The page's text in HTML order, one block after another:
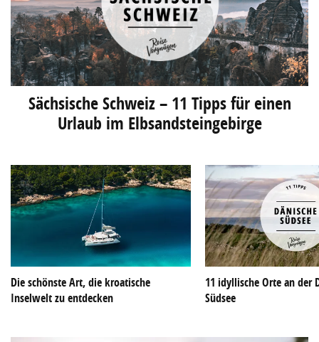
Sächsische Schweiz – 11 Tipps für einen
Urlaub im Elbsandsteingebirge
Die schönste Art, die kroatische
Inselwelt zu entdecken
11 idyllische Orte an der
Südsee